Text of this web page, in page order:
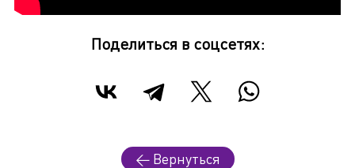
Поделиться в соцсетях:
← Вернуться